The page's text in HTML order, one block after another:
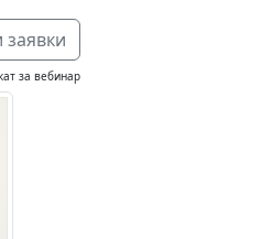
за вебинар